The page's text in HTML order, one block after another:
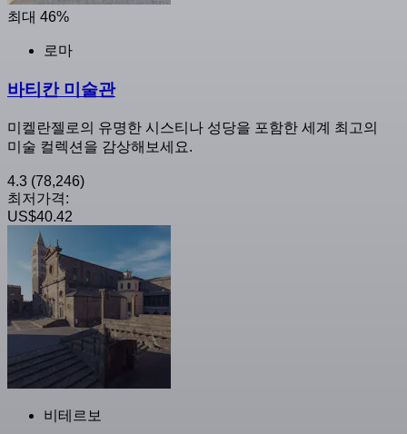
최대 46%
로마
바티칸 미술관
미켈란젤로의 유명한 시스티나 성당을 포함한 세계 최고의
미술 컬렉션을 감상해보세요.
4.3 (78,246)
최저가격:
US$40.42
비테르보